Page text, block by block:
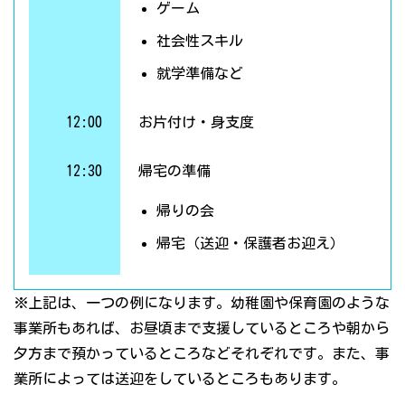
ゲーム
社会性スキル
就学準備など
12:00 お片付け・身支度
12:30 帰宅の準備
帰りの会
帰宅（送迎・保護者お迎え）
※上記は、一つの例になります。幼稚園や保育園のような
事業所もあれば、お昼頃まで支援しているところや朝から
夕方まで預かっているところなどそれぞれです。また、事
業所によっては送迎をしているところもあります。